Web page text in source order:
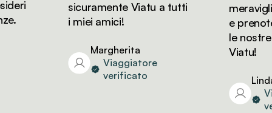
sicuramente Viatu a tutti
i miei amici!
Margherita
Viaggiatore
verificato
e
le nostre
Viatu!
Linda